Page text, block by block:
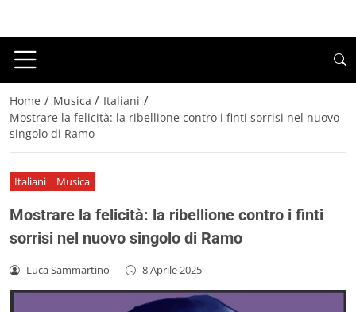
Home / Musica / Italiani /
Mostrare la felicità: la ribellione contro i finti sorrisi nel nuovo
singolo di Ramo
Italiani Musica
Mostrare la felicità: la ribellione contro i finti
sorrisi nel nuovo singolo di Ramo
Luca Sammartino - 8 Aprile 2025